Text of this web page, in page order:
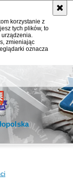
korzystanie z
tych plików, to
urządzenia.
zmieniając
oznacza